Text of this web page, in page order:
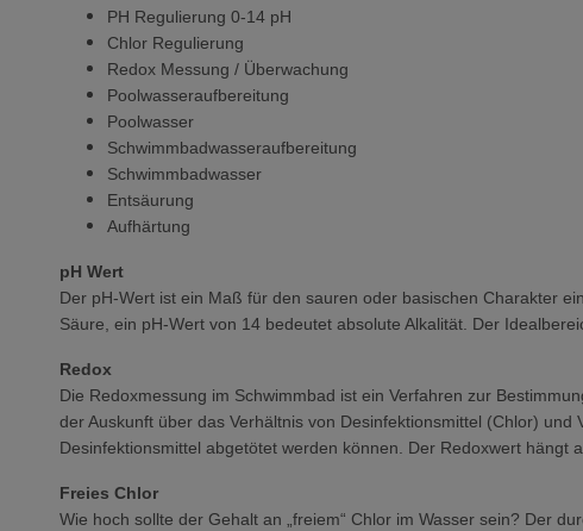
PH Regulierung 0-14 pH
Chlor Regulierung
Redox Messung / Überwachung
Poolwasseraufbereitung
Poolwasser
Schwimmbadwasseraufbereitung
Schwimmbadwasser
Entsäurung
Aufhärtung
pH Wert
Der pH-Wert ist ein Maß für den sauren oder basischen Charakter
Säure, ein pH-Wert von 14 bedeutet absolute Alkalität. Der
Redox
Die Redoxmessung im Schwimmbad ist ein Verfahren zur
der Auskunft über das Verhältnis von Desinfektionsmittel (Chlor)
Desinfektionsmittel abgetötet werden können. Der Redoxwert
Freies Chlor
Wie hoch sollte der Gehalt an „freiem“ Chlor im Wasser sein? Der